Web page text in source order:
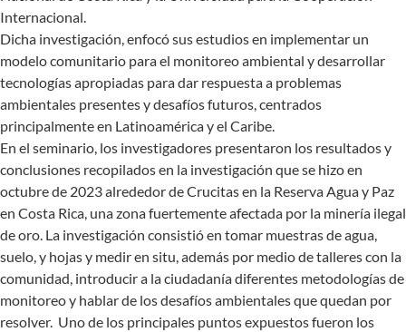
Internacional.
Dicha investigación, enfocó sus estudios en implementar un
modelo comunitario para el monitoreo ambiental y desarrollar
tecnologías apropiadas para dar respuesta a problemas
ambientales presentes y desafíos futuros, centrados
principalmente en Latinoamérica y el Caribe.
En el seminario, los investigadores presentaron los resultados y
conclusiones recopilados en la investigación que se hizo en
octubre de 2023 alrededor de Crucitas en la Reserva Agua y Paz
en Costa Rica, una zona fuertemente afectada por la minería ilegal
de oro. La investigación consistió en tomar muestras de agua,
suelo, y hojas y medir en situ, además por medio de talleres con la
comunidad, introducir a la ciudadanía diferentes metodologías de
monitoreo y hablar de los desafíos ambientales que quedan por
resolver. Uno de los principales puntos expuestos fueron los